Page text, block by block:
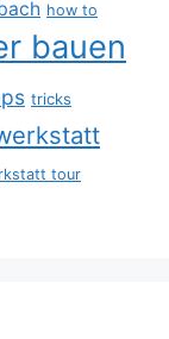
how to
bauen
tricks
tour